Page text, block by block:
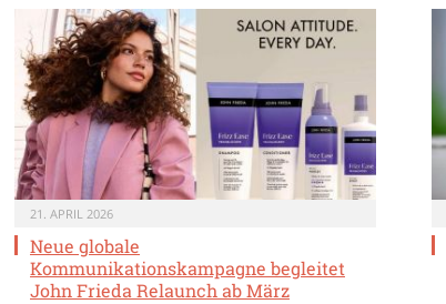
21. APRIL 2026
Neue globale
Kommunikationskampagne begleitet
John Frieda Relaunch ab März